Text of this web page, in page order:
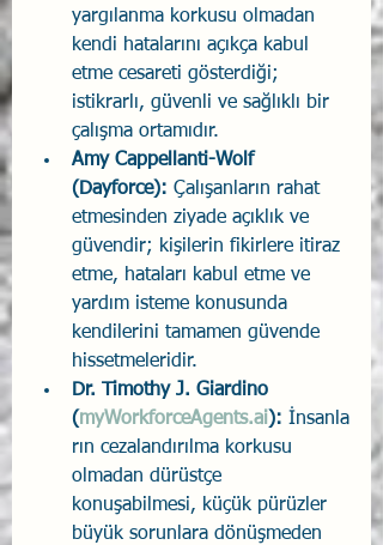
yargılanma korkusu olmadan
kendi hatalarını açıkça kabul
etme cesareti gösterdiği;
istikrarlı, güvenli ve sağlıklı bir
çalışma ortamıdır.
Amy Cappellanti-Wolf
(Dayforce): Çalışanların rahat
etmesinden ziyade açıklık ve
güvendir; kişilerin fikirlere itiraz
etme, hataları kabul etme ve
yardım isteme konusunda
kendilerini tamamen güvende
hissetmeleridir.
Dr. Timothy J. Giardino
(myWorkforceAgents.ai): İnsanla
rın cezalandırılma korkusu
olmadan dürüstçe
konuşabilmesi, küçük pürüzler
büyük sorunlara dönüşmeden